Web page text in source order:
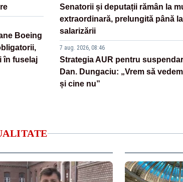
Boeing
în fuselaj
Senatorii și deputații rămân la
extraordinară, prelungită până
salarizării
7 aug. 2026, 08:46
Strategia AUR pentru
Dan. Dungaciu: „Vrem să
și cine nu”